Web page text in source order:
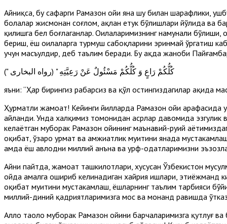
Айниқса, бу сафарги Рамазон ойи яна шу билан шарафлики,
болалар жисмонан соғлом, ақлан етук бўлишлари йўлида ва
қилишга бел боғлаганлар. Оилаларимизнинг намунали бўлиши,
бериш, ёш оилаларга турмуш сабоқларини эринмай ўргатиш
учун масъулдир, деб таълим беради. Бу ҳақда жаноби
(" كُلُّكُمْ رَاعٍ وَ كُلُّكُمْ مَسْئُولٌ عَنْ رَعِيَّتِهِ " (رواه البخارى
яъни: “Ҳар бирингиз раҳбарсиз ва қўл остингиздагилар ҳақида
Ҳурматли жамоат! Кейинги йилларда Рамазон ойи арафасида
айланди. Унда халқимиз томонидан асрлар давомида
келаётган муборак Рамазон ойининг маънавий-руҳий
оқибат, ўзаро ҳурмат ва ҳамжиҳатлик муҳитини янада
ҳамда ёш авлодни миллий анъна ва урф-одатларимизни
Айни пайтда, жамоат ташкилотлари, хусусан Ўзбекистон
ойда амалга ошириб келинадиган хайрия ишлари, эҳтиёжманд
оқибат муҳитини мустаҳкамлаш, ёшларнинг таълим тарбияси
миллий-диний қадриятларимизга мос ва монанд равишда
Аллоҳ таоло муборак Рамазон ойини барчаларимизга қутлуғ